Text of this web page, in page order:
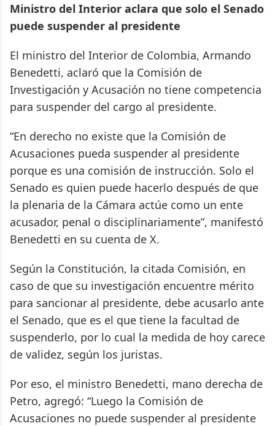
Ministro del Interior aclara que solo el Senado
puede suspender al presidente
El ministro del Interior de Colombia, Armando
Benedetti, aclaró que la Comisión de
Investigación y Acusación no tiene competencia
para suspender del cargo al presidente.
“En derecho no existe que la Comisión de
Acusaciones pueda suspender al presidente
porque es una comisión de instrucción. Solo el
Senado es quien puede hacerlo después de que
la plenaria de la Cámara actúe como un ente
acusador, penal o disciplinariamente”, manifestó
Benedetti en su cuenta de X.
Según la Constitución, la citada Comisión, en
caso de que su investigación encuentre mérito
para sancionar al presidente, debe acusarlo ante
el Senado, que es el que tiene la facultad de
suspenderlo, por lo cual la medida de hoy carece
de validez, según los juristas.
Por eso, el ministro Benedetti, mano derecha de
Petro, agregó: “Luego la Comisión de
Acusaciones no puede suspender al presidente